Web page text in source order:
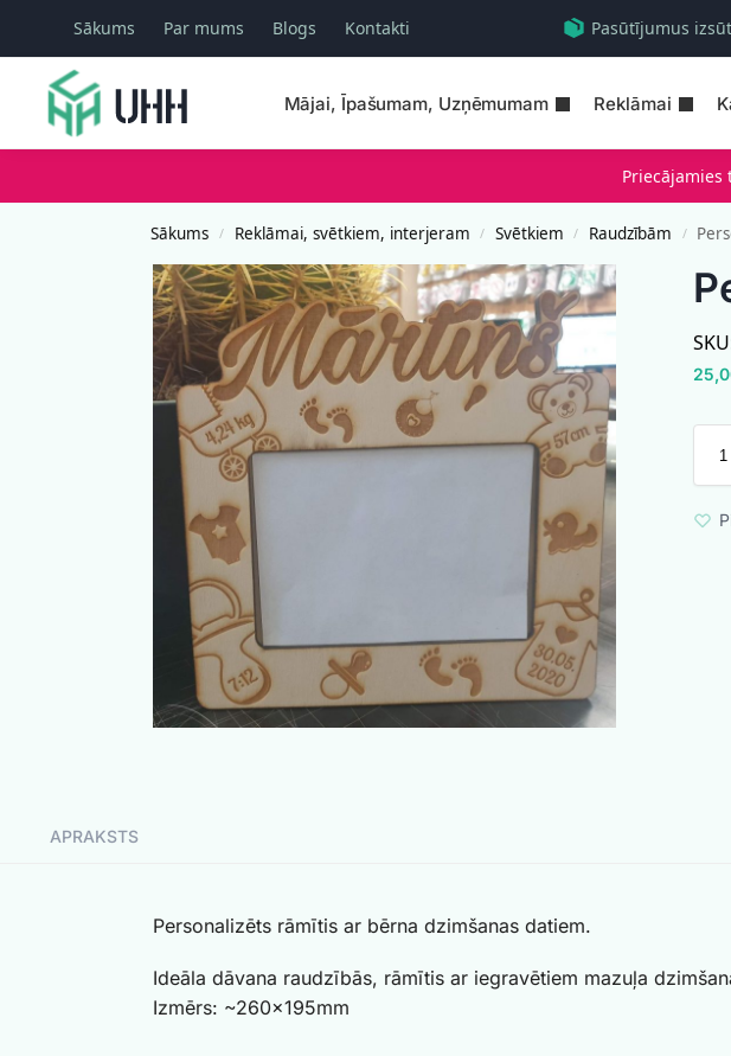
Sākums Par mums Blogs Kontakti Pasūtījumus
Mājai, Īpašumam, Uzņēmumam Reklāmai
Meklēšana
Sākums / Reklāmai, svētkiem, interjeram / Svētkiem / Raudzībām /
APRAKSTS
Personalizēts rāmītis ar bērna dzimšanas datiem.
Ideāla dāvana raudzībās, rāmītis ar iegravētiem mazuļa
Izmērs: ~260x195mm